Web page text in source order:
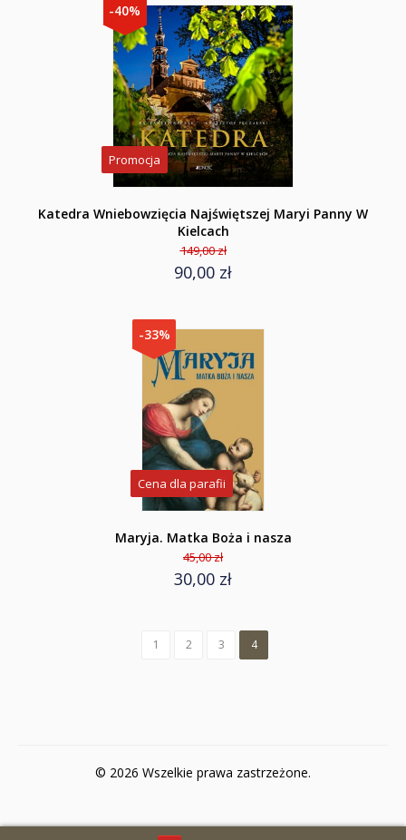
-40%
Promocja
Katedra Wniebowzięcia Najświętszej Maryi Panny W
Kielcach
149,00 zł
90,00 zł
-33%
Cena dla parafii
Maryja. Matka Boża i nasza
45,00 zł
30,00 zł
1 2 3 4
© 2026 Wszelkie prawa zastrzeżone.